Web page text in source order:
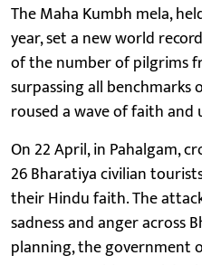
The Maha Kumbh mela,
year, set a new world
of the number of pilgrims
surpassing all
roused a wave of faith and
On 22 April, in Pahalgam,
26 Bharatiya civilian
their Hindu faith. The
sadness and anger across
planning, the government